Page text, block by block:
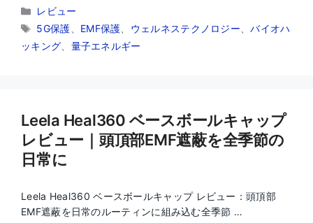
カ
テ
リ
レビュー
タ
グ
5G保護 EMF保護 ウェルネステクノロジー 、バイオハ
ッキング
量子エネルギー
Leela Heal360 ベースボールキャップ
レビュー｜頭頂部EMF遮蔽を全季節の
日常に
Leela Heal360 ベースボールキャップ レビュー：頭頂部
EMF遮蔽を日常のルーティンに組み込む全季節 …